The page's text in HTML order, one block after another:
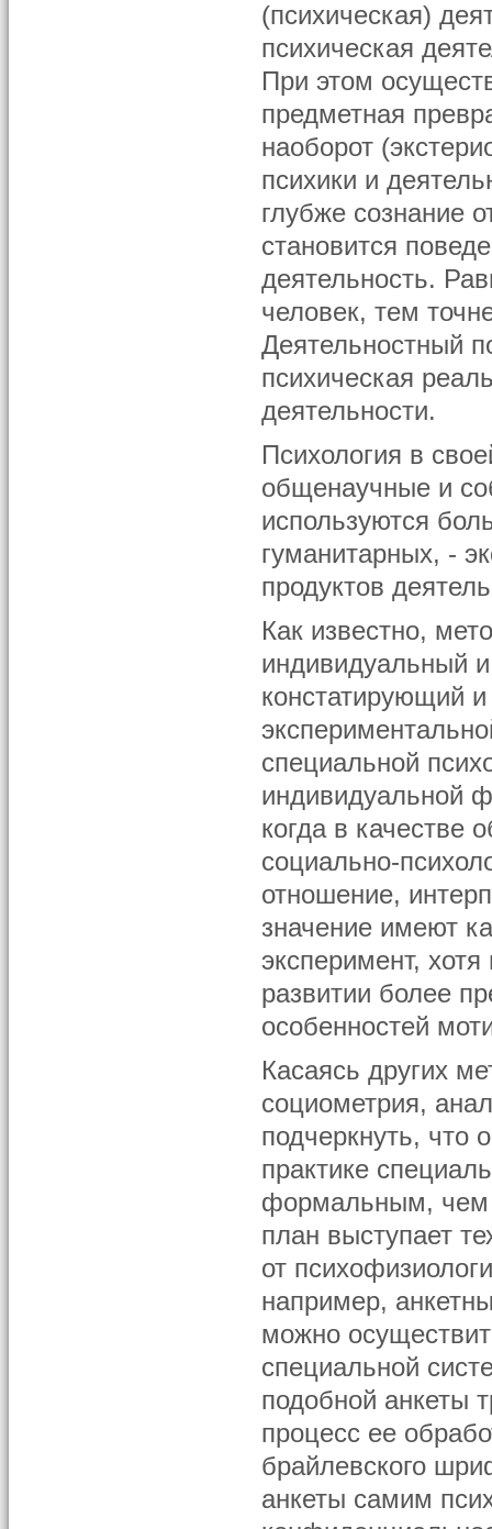
(психическая)
психическая
При этом
предметная
наоборот
психики и
глубже сознание
становится
деятельность.
человек, тем
Деятельностный
психическая
деятельности.
Психология в
общенаучные и
используются
гуманитарных, -
продуктов
Как известно,
индивидуальный
констатирующий
специальной
индивидуальной
когда в качестве
социально-
отношение,
значение имеют
эксперимент,
развитии более
особенностей
Касаясь других
социометрия,
подчеркнуть, что
практике
формальным, чем
план выступает
от
например,
можно
специальной
подобной анкеты
процесс ее
брайлевского
анкеты самим